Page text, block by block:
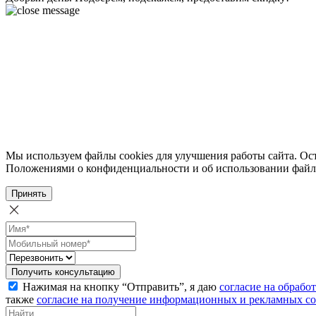
Мы используем файлы cookies для улучшения работы сайта.
Положениями о конфиденциальности и об использовании
Принять
Получить консультацию
Нажимая на кнопку “Отправить”, я даю согласие на
также согласие на получение информационных и рекламных